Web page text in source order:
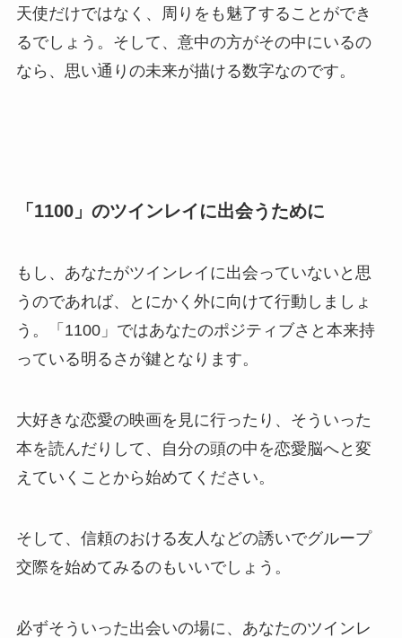
天使だけではなく、周りをも魅了することができ
るでしょう。そして、意中の方がその中にいるの
なら、思い通りの未来が描ける数字なのです。
「1100」のツインレイに出会うために
もし、あなたがツインレイに出会っていないと思
うのであれば、とにかく外に向けて行動しましょ
う。「1100」ではあなたのポジティブさと本来持
っている明るさが鍵となります。
大好きな恋愛の映画を見に行ったり、そういった
本を読んだりして、自分の頭の中を恋愛脳へと変
えていくことから始めてください。
そして、信頼のおける友人などの誘いでグループ
交際を始めてみるのもいいでしょう。
必ずそういった出会いの場に、あなたのツインレ